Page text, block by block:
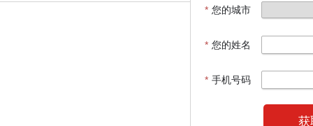
* 您的城市
* 您的姓名
* 手机号码
获